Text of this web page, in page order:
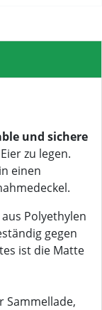
und sichere
zu legen.
einen
Polyethylen
gegen
ist die Matte
Sammellade,